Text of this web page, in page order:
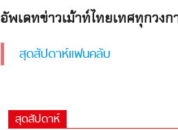
อัพเดทข่าวเม้าท์ไทยเทศทุกวง
สุดสัปดาห์แฟนคลับ
สุดสัปดาห์